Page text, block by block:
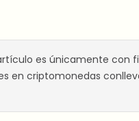
es únicamente con
en criptomonedas